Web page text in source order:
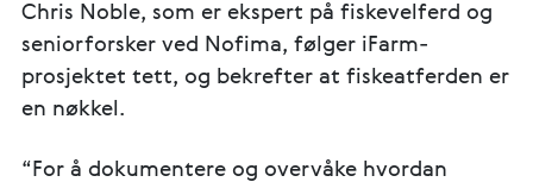
Chris Noble, som er ekspert på fiskevelferd og
seniorforsker ved Nofima, følger iFarm-
prosjektet tett, og bekrefter at fiskeatferden er
en nøkkel.
“For å dokumentere og overvåke hvordan